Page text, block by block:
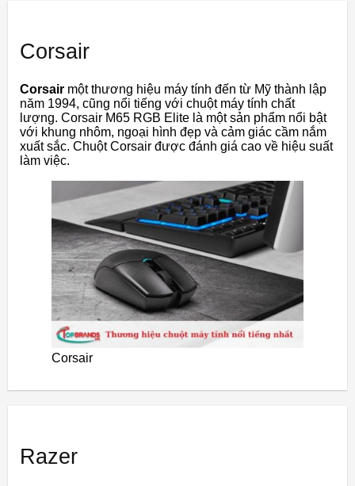
Corsair
Corsair một thương hiệu máy tính đến từ Mỹ thành lập
năm 1994, cũng nổi tiếng với chuột máy tính chất
lượng. Corsair M65 RGB Elite là một sản phẩm nổi bật
với khung nhôm, ngoại hình đẹp và cảm giác cầm nắm
xuất sắc. Chuột Corsair được đánh giá cao về hiệu suất
làm việc.
Corsair
Razer